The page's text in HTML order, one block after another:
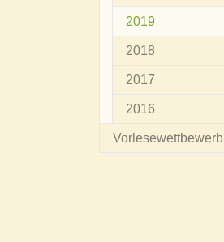
2019(current)
2018
2017
2016
Vorlesewettbewerb